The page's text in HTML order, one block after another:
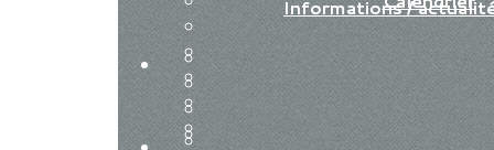
Informations /